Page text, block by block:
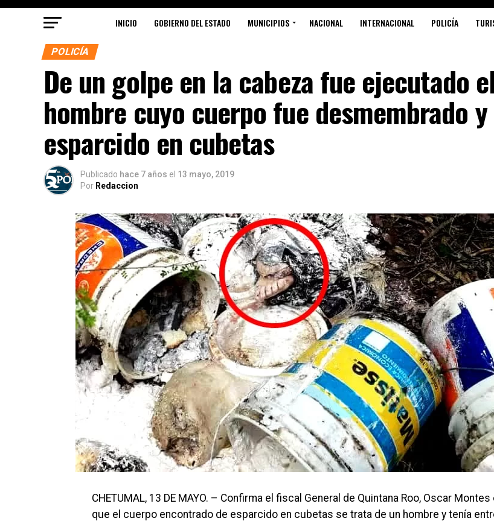
INICIO GOBIERNO DEL ESTADO MUNICIPIOS NACIONAL INTERNACIONAL POLICÍA
POLICÍA
De un golpe en la cabeza fue ejecutado
hombre cuyo cuerpo fue desmembrado y
esparcido en cubetas
Publicado hace 7 años el 13 mayo, 2019
Por Redaccion
CHETUMAL, 13 DE MAYO. – Confirma el fiscal General de Quintana Roo, Oscar Montes
que el cuerpo encontrado de esparcido en cubetas se trata de un hombre y tenía